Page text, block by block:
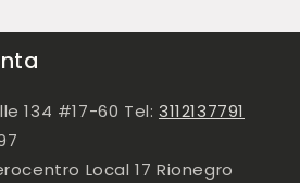
134 #17-60 Tel:3112137791
Local 17 Rionegro